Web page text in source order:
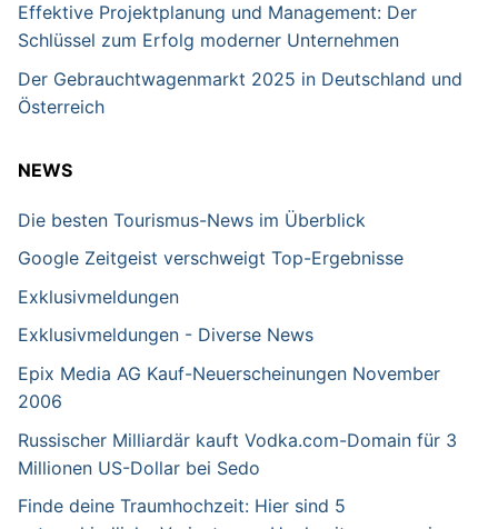
Effektive Projektplanung und Management: Der
Schlüssel zum Erfolg moderner Unternehmen
Der Gebrauchtwagenmarkt 2025 in Deutschland und
Österreich
NEWS
Die besten Tourismus-News im Überblick
Google Zeitgeist verschweigt Top-Ergebnisse
Exklusivmeldungen
Exklusivmeldungen - Diverse News
Epix Media AG Kauf-Neuerscheinungen November
2006
Russischer Milliardär kauft Vodka.com-Domain für 3
Millionen US-Dollar bei Sedo
Finde deine Traumhochzeit: Hier sind 5